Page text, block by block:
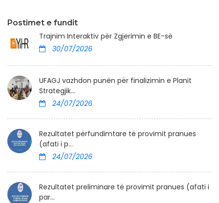
Postimet e fundit
Trajnim Interaktiv për Zgjerimin e BE-së
30/07/2026
UFAGJ vazhdon punën për finalizimin e Planit
Strategjik...
24/07/2026
Rezultatet përfundimtare të provimit pranues
(afati i p...
24/07/2026
Rezultatet preliminare të provimit pranues (afati i
par...